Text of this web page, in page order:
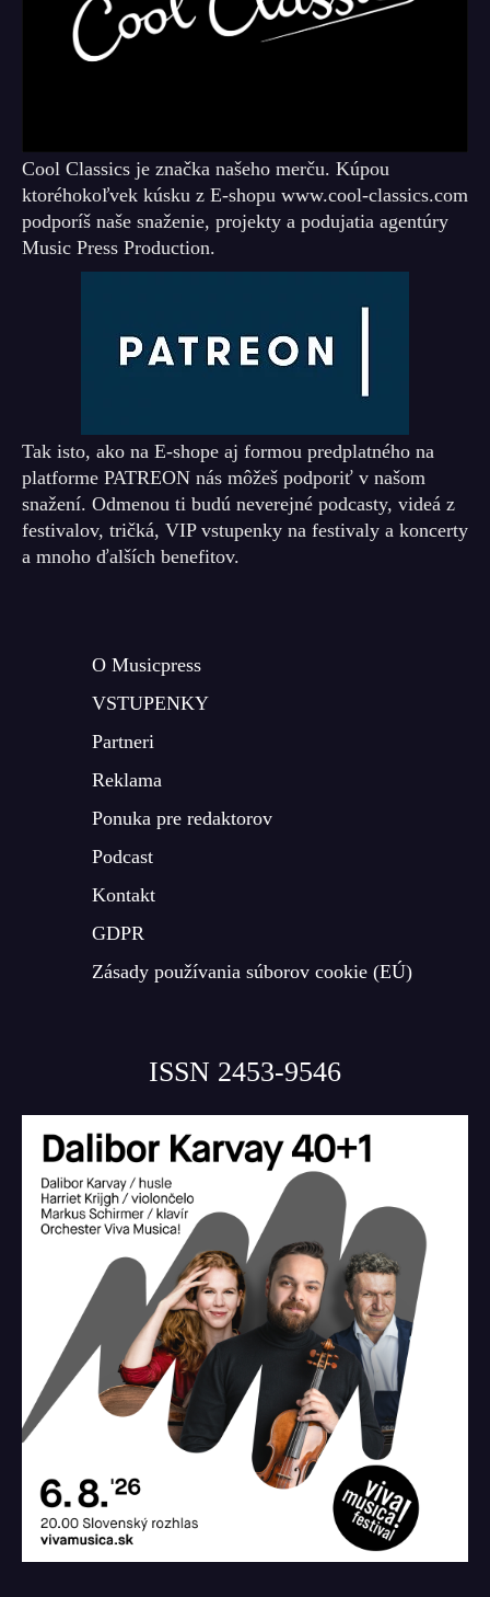
Cool Classics je značka našeho merču. Kúpou
ktoréhokoľvek kúsku z E-shopu www.cool-classics.com
podporíš naše snaženie, projekty a podujatia agentúry
Music Press Production.
Tak isto, ako na E-shope aj formou predplatného na
platforme PATREON nás môžeš podporiť v našom
snažení. Odmenou ti budú neverejné podcasty, videá z
festivalov, tričká, VIP vstupenky na festivaly a koncerty
a mnoho ďalších benefitov.
O Musicpress
VSTUPENKY
Partneri
Reklama
Ponuka pre redaktorov
Podcast
Kontakt
GDPR
Zásady používania súborov cookie (EÚ)
ISSN 2453-9546